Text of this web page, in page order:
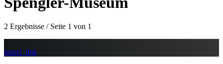
2 Ergebnisse / Seite 1 von 1
insert_link